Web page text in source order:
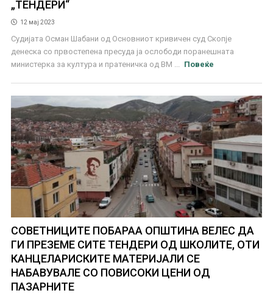
„ТЕНДЕРИ“
12 мај 2023
Судијата Осман Шабани од Основниот кривичен суд Скопје
денеска со првостепена пресуда ја ослободи поранешната
министерка за култура и пратеничка од ВМ ...
Повеќе
СОВЕТНИЦИТЕ ПОБАРАА ОПШТИНА ВЕЛЕС ДА
ГИ ПРЕЗЕМЕ СИТЕ ТЕНДЕРИ ОД ШКОЛИТЕ, ОТИ
КАНЦЕЛАРИСКИТЕ МАТЕРИЈАЛИ СЕ
НАБАВУВАЛЕ СО ПОВИСОКИ ЦЕНИ ОД
ПАЗАРНИТЕ